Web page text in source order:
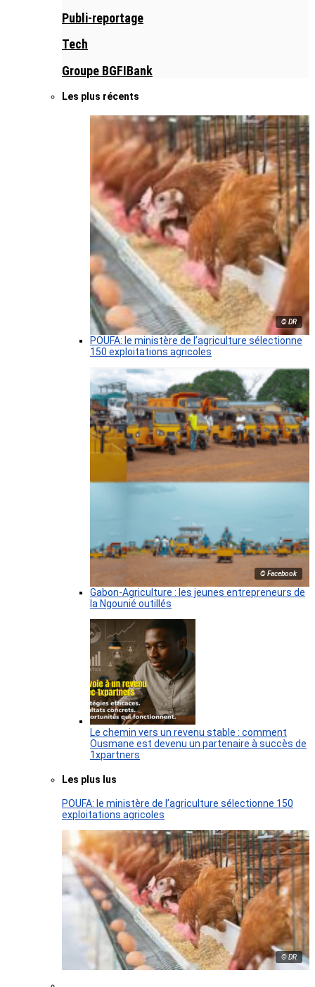
Publi-reportage
Tech
Groupe BGFIBank
Les plus récents
© DR
POUFA: le ministère de l’agriculture sélectionne
150 exploitations agricoles
© Facebook
Gabon-Agriculture : les jeunes entrepreneurs de
la Ngounié outillés
Le chemin vers un revenu stable : comment
Ousmane est devenu un partenaire à succès de
1xpartners
Les plus lus
POUFA: le ministère de l’agriculture sélectionne 150
exploitations agricoles
© DR